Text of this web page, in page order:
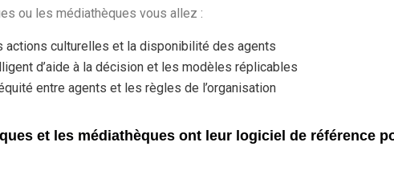
ou les médiathèques vous allez :
actions culturelles et la disponibilité des agents
d’aide à la décision et les modèles réplicables
entre agents et les règles de l’organisation
et les médiathèques ont leur logiciel de référence